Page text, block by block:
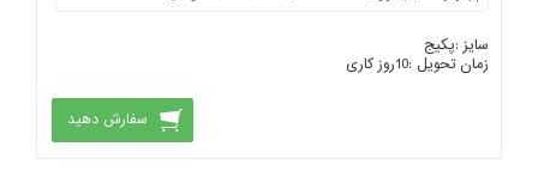
سایز :پکیج
زمان تحویل :10روز کاری
سفارش دهید